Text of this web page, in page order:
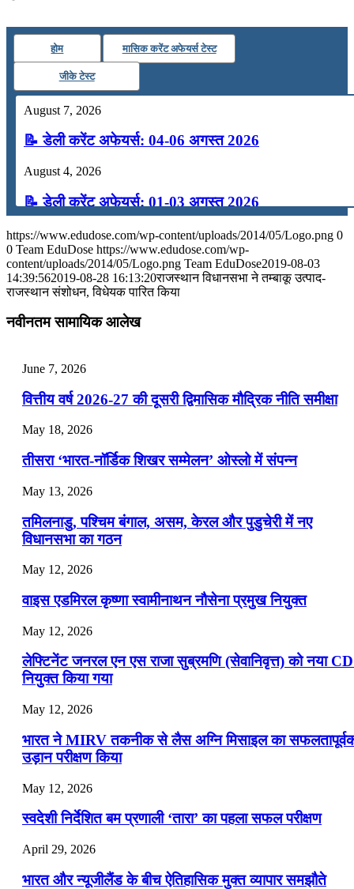
होम मासिक करेंट अफेयर्स टेस्ट
जीके टेस्ट
August 7, 2026
📝 डेली करेंट अफेयर्स: 04-06 अगस्त 2026
August 4, 2026
📝 डेली करेंट अफेयर्स: 01-03 अगस्त 2026
July 31, 2026
📝 डेली करेंट अफेयर्स: 28-31 जुलाई 2026
July 28, 2026
📝 डेली करेंट अफेयर्स: 25-27 जुलाई 2026
https://www.edudose.com/wp-content/uploads/2014/05/Logo.png 0
0 Team EduDose https://www.edudose.com/wp-
content/uploads/2014/05/Logo.png Team EduDose2019-08-03
14:39:562019-08-28 16:13:20राजस्‍थान विधानसभा ने तम्‍बाकू उत्‍पाद-
राजस्‍थान संशोधन, विधेयक पारित किया
नवीनतम सामायिक आलेख
June 7, 2026
वित्तीय वर्ष 2026-27 की दूसरी द्विमासिक मौद्रिक नीति समीक्षा
May 18, 2026
तीसरा ‘भारत-नॉर्डिक शिखर सम्मेलन’ ओस्लो में संपन्न
May 13, 2026
तमिलनाडु, पश्चिम बंगाल, असम, केरल और पुडुचेरी में नए
विधानसभा का गठन
May 12, 2026
वाइस एडमिरल कृष्णा स्वामीनाथन नौसेना प्रमुख नियुक्त
May 12, 2026
लेफ्टिनेंट जनरल एन एस राजा सुब्रमणि (सेवानिवृत्त) को नया
नियुक्त किया गया
May 12, 2026
भारत ने MIRV तकनीक से लैस अग्नि मिसाइल का
उड़ान परीक्षण किया
May 12, 2026
स्वदेशी निर्देशित बम प्रणाली ‘तारा’ का पहला सफल परीक्षण
April 29, 2026
भारत और न्यूजीलैंड के बीच ऐतिहासिक मुक्त व्यापार समझौते